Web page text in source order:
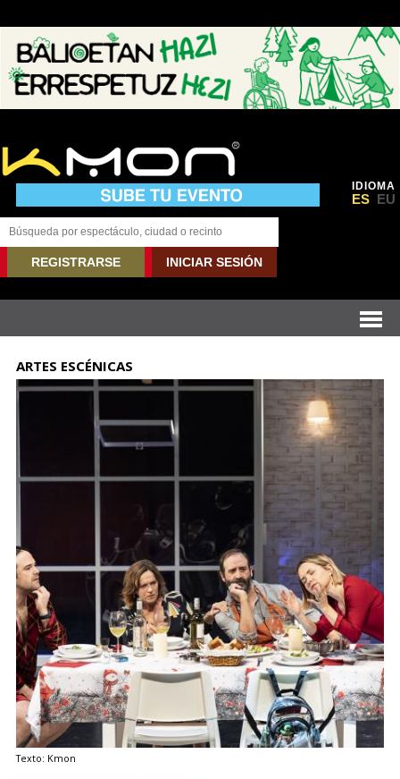
IDIOMA
ES EU
REGISTRARSE INICIAR SESIÓN
ARTES ESCÉNICAS
Texto: Kmon